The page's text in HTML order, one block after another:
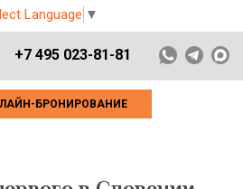
Language ▼
+7 495 023-81-81
БРОНИРОВАНИЕ